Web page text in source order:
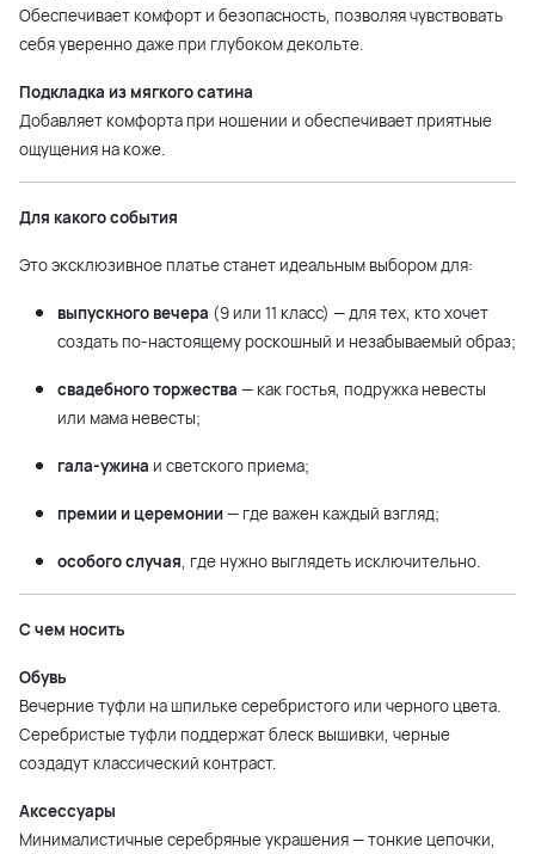
Обеспечивает комфорт и безопасность, позволяя чувствовать
себя уверенно даже при глубоком декольте.
Подкладка из мягкого сатина
Добавляет комфорта при ношении и обеспечивает приятные
ощущения на коже.
Для какого события
Это эксклюзивное платье станет идеальным выбором для:
выпускного вечера (9 или 11 класс) — для тех, кто хочет
создать по-настоящему роскошный и незабываемый образ;
свадебного торжества — как гостья, подружка невесты
или мама невесты;
гала-ужина и светского приема;
премии и церемонии— где важен каждый взгляд;
особого случая, где нужно выглядеть исключительно.
С чем носить
Обувь
Вечерние туфли на шпильке серебристого или черного цвета.
Серебристые туфли поддержат блеск вышивки, черные
создадут классический контраст.
Аксессуары
Минималистичные серебряные украшения — тонкие цепочки,